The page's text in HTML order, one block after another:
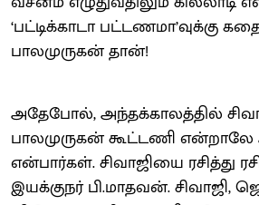
‘பட்டிக்காடா பட்டணமா’வுக்கு
பாலமுருகன் தான்!
அதேபோல், அந்தக்காலத்தில்
பாலமுருகன் கூட்டணி
என்பார்கள். சிவாஜியை ரசித்து
இயக்குநர் பி.மாதவன். சிவாஜி,